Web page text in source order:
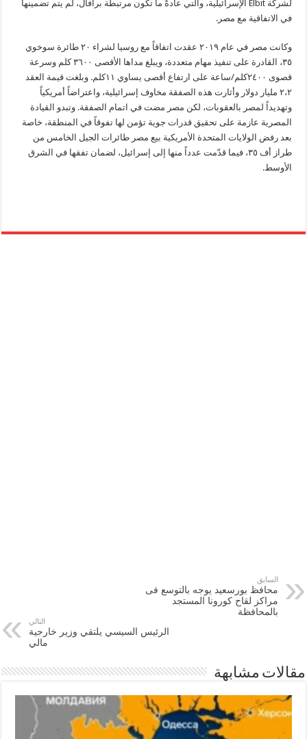
لشركة Elbit الإسرائيلية، والتي عادةً ما تكون مرتبطة برافال، لم يتم تضمينها
في الاتفاقية مع مصر.
وكانت مصر في عام ٢٠١٩ عقدت اتفاقاً مع روسيا لشراء ٢٠ طائرة سوخوي
٣٥، القادرة على تنفيذ مهام متعددة، ويبلغ مداها الأقصى ٣٦٠٠ كلم وسرعة
قصوى ٢٤٠٠كلم/ساعة على ارتفاع أقصى يساوي ١١كلم. وبلغت قيمة العقد
٢،٢ مليار دولار وأثارت هذه الصفقة مخاوف إسرائيلية، واعتراضاً أمريكياً
وتهديداً لمصر بالعقوبات، لكن مصر مضت في اتمام الصفقة. وتبدو القيادة
المصرية عازمة على تحقيق قدرات جوية تؤمن لها تفوقاً في المنطقة، خاصة
بعد رفض الولايات المتحدة الأمريكية بيع مصر طائرات الجيل الخامس من
طراز أف ٣٥، فيما قدّمت عدداً منها إلى إسرائيل، لضمان تفقها في الشرق
الأوسط.
السابق
محافظ بورسعيد يوجه بالتوسع فى
مراكز لقاح كورونا المستجد
بالمحافظة
التالي
الرئيس السيسي يلتقي وزير خارجية
مالي
مقالات مشابهة